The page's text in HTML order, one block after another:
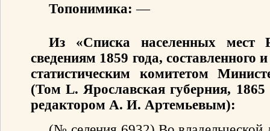
Топонимика: —
Из «Списка населенных мест
сведениям 1859 года,
статистическим комитетом
(Том L. Ярославская губерния,
редактором А. И. Артемьевым):